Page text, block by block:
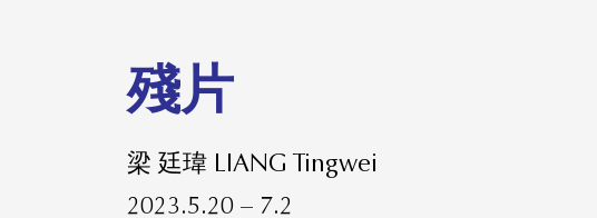
殘片
梁 廷瑋 LIANG Tingwei
2023.5.20 – 7.2